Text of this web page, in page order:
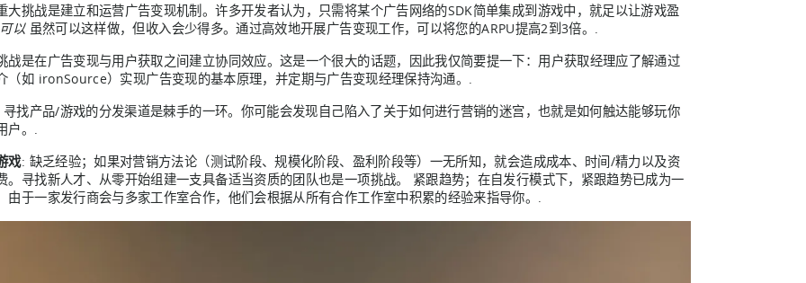
大挑战是建立和运营广告变现机制。许多开发者认为，只需将某个广告网络的SDK简单集成到游戏中，就足以让游戏盈
可以虽然可以这样做，但收入会少得多。通过高效地开展广告变现工作，可以将您的ARPU提高2到3倍。.
战是在广告变现与用户获取之间建立协同效应。这是一个很大的话题，因此我仅简要提一下：用户获取经理应了解通过
（如 ironSource）实现广告变现的基本原理，并定期与广告变现经理保持沟通。.
寻找产品/游戏的分发渠道是棘手的一环。你可能会发现自己陷入了关于如何进行营销的迷宫，也就是如何触达能够玩你
户。.
戏: 缺乏经验；如果对营销方法论（测试阶段、规模化阶段、盈利阶段等）一无所知，就会造成成本、时间/精力以及资
。寻找新人才、从零开始组建一支具备适当资质的团队也是一项挑战。 紧跟趋势；在自发行模式下，紧跟趋势已成为一
由于一家发行商会与多家工作室合作，他们会根据从所有合作工作室中积累的经验来指导你。.